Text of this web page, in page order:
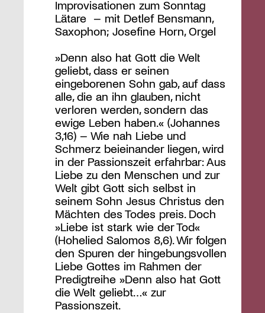
Improvisationen zum Sonntag
Lätare – mit Detlef Bensmann,
Saxophon; Josefine Horn, Orgel
»Denn also hat Gott die Welt
geliebt, dass er seinen
eingeborenen Sohn gab, auf dass
alle, die an ihn glauben, nicht
verloren werden, sondern das
ewige Leben haben.« (Johannes
3,16) – Wie nah Liebe und
Schmerz beieinander liegen, wird
in der Passionszeit erfahrbar: Aus
Liebe zu den Menschen und zur
Welt gibt Gott sich selbst in
seinem Sohn Jesus Christus den
Mächten des Todes preis. Doch
»Liebe ist stark wie der Tod«
(Hohelied Salomos 8,6). Wir folgen
den Spuren der hingebungsvollen
Liebe Gottes im Rahmen der
Predigtreihe »Denn also hat Gott
die Welt geliebt…« zur
Passionszeit.